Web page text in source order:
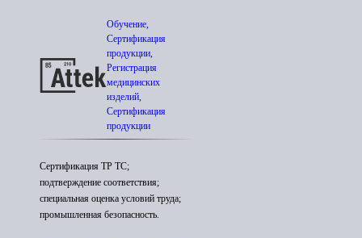
Обучение,
Сертификация
продукции,
Регистрация
медицинских
изделий,
Сертификация
продукции
Сертификация ТР ТС;
подтверждение соответствия;
специальная оценка условий труда;
промышленная безопасность.